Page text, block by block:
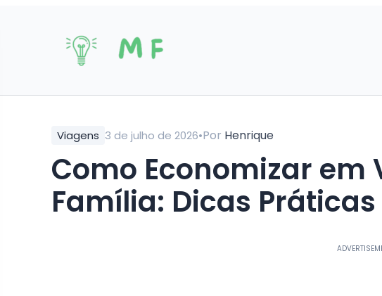
Viagens 3 de julho de 2026•Por Henrique
Como Economizar em Viagem com a
Família: Dicas Práticas